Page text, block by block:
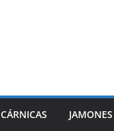
CÁRNICAS